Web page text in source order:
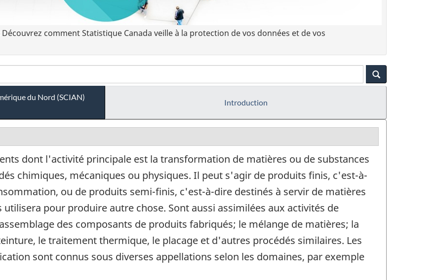
Découvrez comment Statistique Canada veille à la protection de vos données et de vos
du Nord (SCIAN)
Introduction
dont l'activité principale est la transformation de matières ou de substances
chimiques, mécaniques ou physiques. Il peut s'agir de produits finis, c'est-à-
ou de produits semi-finis, c'est-à-dire destinés à servir de matières
pour produire autre chose. Sont aussi assimilées aux activités de
des composants de produits fabriqués; le mélange de matières; la
le traitement thermique, le placage et d'autres procédés similaires. Les
sont connus sous diverses appellations selon les domaines, par exemple